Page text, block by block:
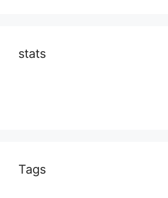
stats
Tags